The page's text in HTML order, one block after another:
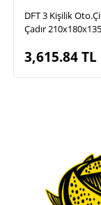
DFT 3 Kişilik
Çadır
3,615.84TL